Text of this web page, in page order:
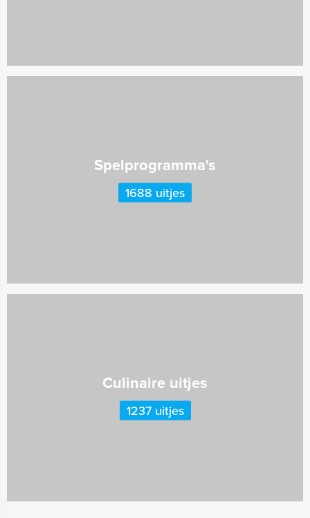
Spelprogramma's
1688 uitjes
Culinaire uitjes
1237 uitjes